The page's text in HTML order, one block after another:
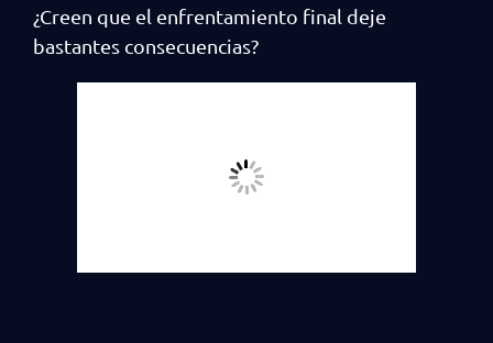
¿Creen que el enfrentamiento final deje
bastantes consecuencias?